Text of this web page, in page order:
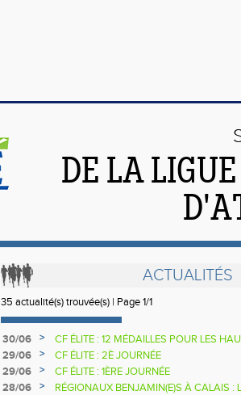
DE LA
ACTUALITÉS
35 actualité(s) trouvée(s) | Page 1/1
30/06 >
CF ÉLITE : 12 MÉDAILLES POUR LES
29/06
>
CF ÉLITE : 2È JOURNÉE
29/06
>
CF ÉLITE : 1ÈRE JOURNÉE
28/06
>
RÉGIONAUX BENJAMIN(E)S À CALAIS :